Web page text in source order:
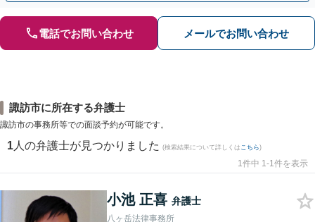
電話でお問い合わせ メールでお問い合わせ
諏訪市に所在する弁護士
諏訪市の事務所等での面談予約が可能です。
1 人の弁護士が見つかりました (検索結果について詳しくは こちら)
1件中 1-1件を表示
小池 正喜 弁護士
八ヶ岳法律事務所